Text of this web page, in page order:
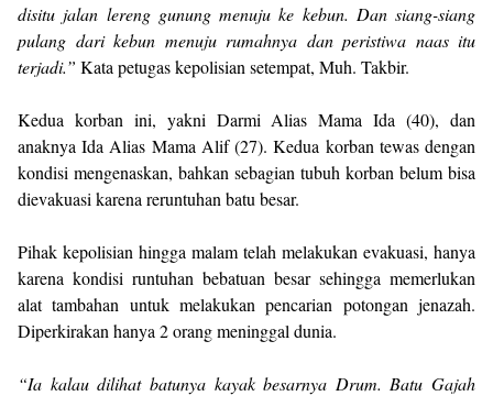
disitu jalan lereng gunung menuju ke kebun. Dan siang-siang
pulang dari kebun menuju rumahnya dan peristiwa naas itu
terjadi.” Kata petugas kepolisian setempat, Muh. Takbir.
Kedua korban ini, yakni Darmi Alias Mama Ida (40), dan
anaknya Ida Alias Mama Alif (27). Kedua korban tewas dengan
kondisi mengenaskan, bahkan sebagian tubuh korban belum bisa
dievakuasi karena reruntuhan batu besar.
Pihak kepolisian hingga malam telah melakukan evakuasi, hanya
karena kondisi runtuhan bebatuan besar sehingga memerlukan
alat tambahan untuk melakukan pencarian potongan jenazah.
Diperkirakan hanya 2 orang meninggal dunia.
“Ia kalau dilihat batunya kayak besarnya Drum. Batu Gajah